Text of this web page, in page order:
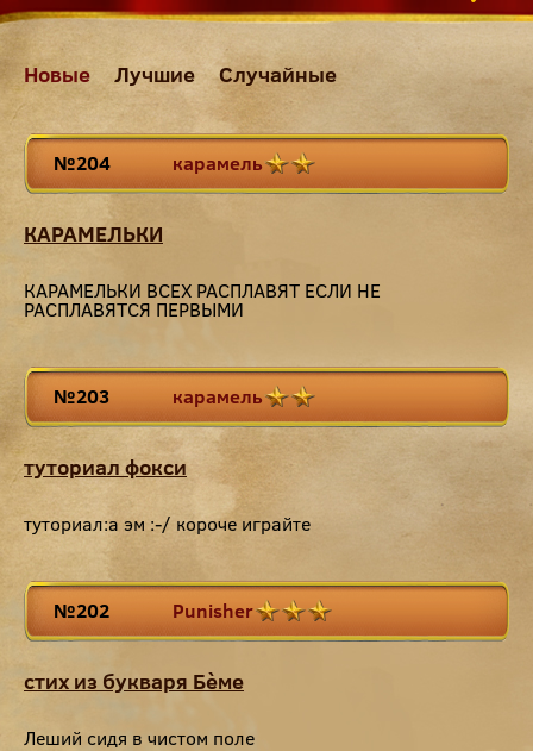
Новые Лучшие Случайные
№204 карамель
КАРАМЕЛЬКИ
КАРАМЕЛЬКИ ВСЕХ РАСПЛАВЯТ ЕСЛИ НЕ
РАСПЛАВЯТСЯ ПЕРВЫМИ
№203 карамель
туториал фокси
туториал:а эм :-/ короче играйте
№202 Punisher
стих из букваря Бѐме
Леший сидя в чистом поле